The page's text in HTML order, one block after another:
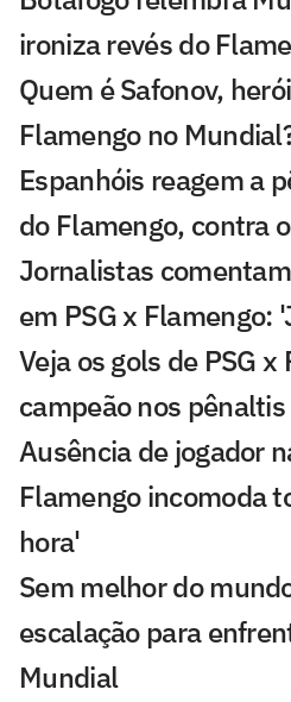
ironiza revés do
Quem é Safonov,
Flamengo no
Espanhóis reagem a
do Flamengo, contra
Jornalistas
em PSG x Flamengo:
Veja os gols de PSG
campeão nos pênaltis
Ausência de jogador
Flamengo incomoda
hora'
Sem melhor do
escalação para
Mundial